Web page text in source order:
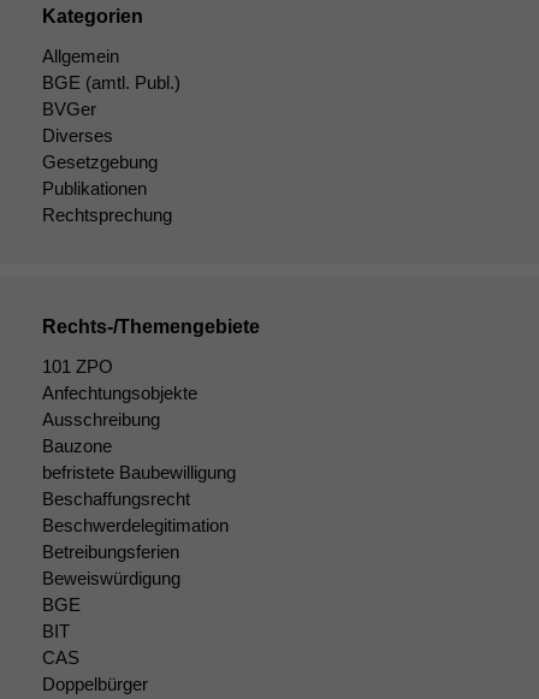
Kategorien
Allgemein
BGE (amtl. Publ.)
BVGer
Diverses
Gesetzgebung
Publikationen
Rechtsprechung
Rechts-/Themengebiete
101 ZPO
Anfechtungsobjekte
Ausschreibung
Bauzone
befristete Baubewilligung
Beschaffungsrecht
Beschwerdelegitimation
Betreibungsferien
Beweiswürdigung
BGE
BIT
CAS
Doppelbürger